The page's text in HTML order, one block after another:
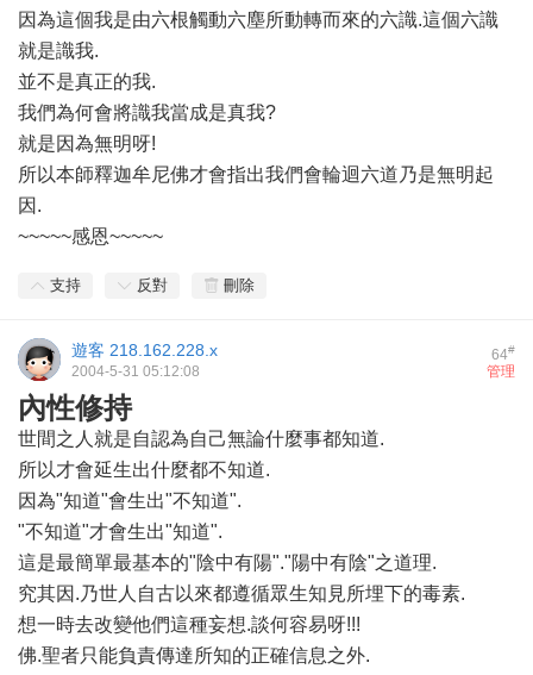
因為這個我是由六根觸動六塵所動轉而來的六識.這個六識
就是識我.
並不是真正的我.
我們為何會將識我當成是真我?
就是因為無明呀!
所以本師釋迦牟尼佛才會指出我們會輪迴六道乃是無明起
因.
~~~~~感恩~~~~~
支持 反對 刪除
64#
遊客 218.162.228.x
管理
2004-5-31 05:12:08
內性修持
世間之人就是自認為自己無論什麼事都知道.
所以才會延生出什麼都不知道.
因為"知道"會生出"不知道".
"不知道"才會生出"知道".
這是最簡單最基本的"陰中有陽"."陽中有陰"之道理.
究其因.乃世人自古以來都遵循眾生知見所埋下的毒素.
想一時去改變他們這種妄想.談何容易呀!!!
佛.聖者只能負責傳達所知的正確信息之外.